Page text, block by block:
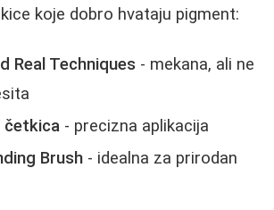
koje dobro hvataju pigment:
Real Techniques - mekana, ali ne
četkica - precizna aplikacija
Brush - idealna za prirodan